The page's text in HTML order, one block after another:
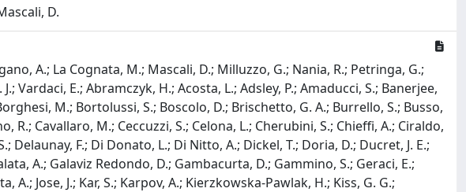
D.
A.; La Cognata, M.; Mascali, D.; Milluzzo, G.; Nania, R.; Petringa, G.;
Vardaci, E.; Abramczyk, H.; Acosta, L.; Adsley, P.; Amaducci, S.; Banerjee,
M.; Bortolussi, S.; Boscolo, D.; Brischetto, G. A.; Burrello, S.; Busso,
R.; Cavallaro, M.; Ceccuzzi, S.; Celona, L.; Cherubini, S.; Chieffi, A.; Ciraldo,
F.; Di Donato, L.; Di Nitto, A.; Dickel, T.; Doria, D.; Ducret, J. E.;
A.; Galaviz Redondo, D.; Gambacurta, D.; Gammino, S.; Geraci, E.;
Jose, J.; Kar, S.; Karpov, A.; Kierzkowska-Pawlak, H.; Kiss, G. G.;